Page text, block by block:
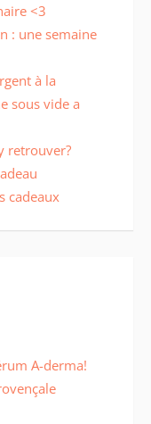
<3
: une semaine
à la
sous vide a
retrouver?
cadeaux
A-derma!